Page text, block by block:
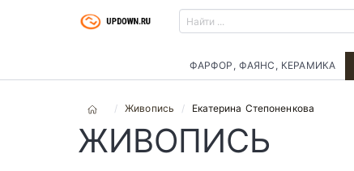
ФАРФОР, ФАЯНС, КЕРАМИКА
Живопись Екатерина Степоненкова
ЖИВОПИСЬ